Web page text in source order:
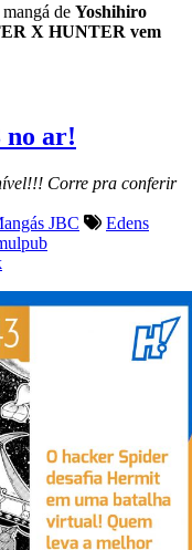
de Yoshihiro
X HUNTER vem
no ar!
Corre pra conferir
JBC
Edens